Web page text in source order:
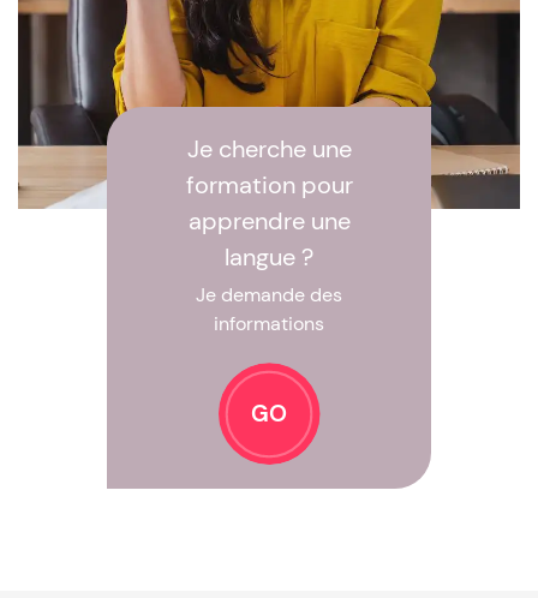
Je cherche une
formation pour
apprendre une
langue ?
Je demande des
informations
GO